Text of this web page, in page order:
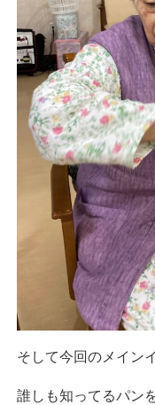
そして今回のメイン
誰しも知ってるパ